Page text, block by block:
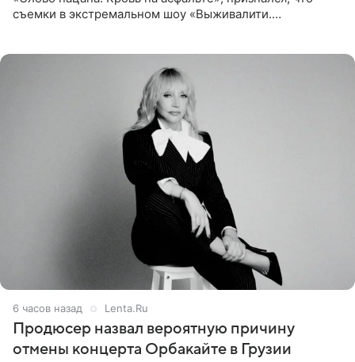
съемки в экстремальном шоу «Выживалити.
6 часов назад Lenta.Ru
Продюсер назвал вероятную причину
отмены концерта Орбакайте в Грузии